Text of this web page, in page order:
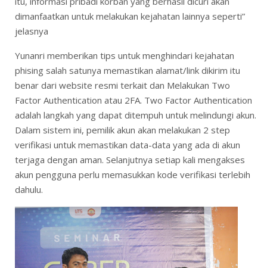
dimanfaatkan untuk melakukan kejahatan lainnya seperti”
jelasnya
phising salah satunya memastikan alamat/link dikirim itu
benar dari website resmi terkait dan Melakukan Two
Factor Authentication atau 2FA. Two Factor Authentication
adalah langkah yang dapat ditempuh untuk melindungi akun.
Dalam sistem ini, pemilik akun akan melakukan 2 step
verifikasi untuk memastikan data-data yang ada di akun
terjaga dengan aman. Selanjutnya setiap kali mengakses
akun pengguna perlu memasukkan kode verifikasi terlebih
dahulu.